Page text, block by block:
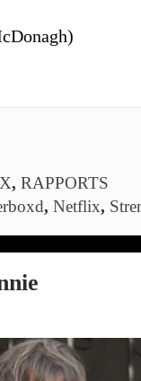
, RAPPORTS
, Netflix,